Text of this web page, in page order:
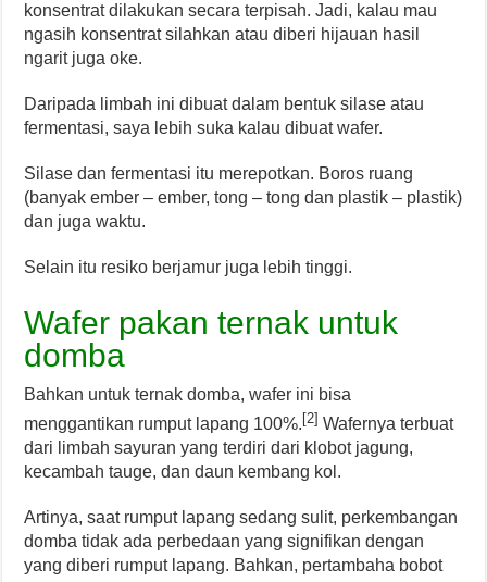
konsentrat dilakukan secara terpisah. Jadi, kalau mau
ngasih konsentrat silahkan atau diberi hijauan hasil
ngarit juga oke.
Daripada limbah ini dibuat dalam bentuk silase atau
fermentasi, saya lebih suka kalau dibuat wafer.
Silase dan fermentasi itu merepotkan. Boros ruang
(banyak ember – ember, tong – tong dan plastik – plastik)
dan juga waktu.
Selain itu resiko berjamur juga lebih tinggi.
Wafer pakan ternak untuk
domba
Bahkan untuk ternak domba, wafer ini bisa
menggantikan rumput lapang 100%. [2]Wafernya terbuat
dari limbah sayuran yang terdiri dari klobot jagung,
kecambah tauge, dan daun kembang kol.
Artinya, saat rumput lapang sedang sulit, perkembangan
domba tidak ada perbedaan yang signifikan dengan
yang diberi rumput lapang. Bahkan, pertambaha bobot